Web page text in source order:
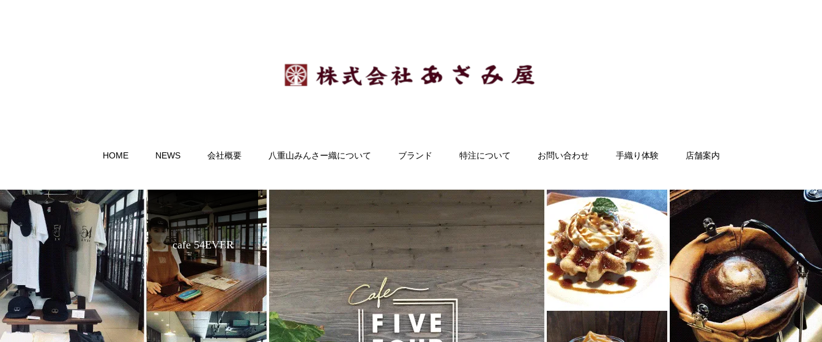
HOME NEWS 会社概要 八重山みんさー織について ブランド 特注について お問い合わせ 手織り体験 店舗案内
cafe 54EVER